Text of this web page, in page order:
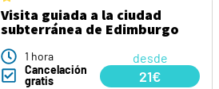
Visita guiada a la ciudad
subterránea de Edimburgo
1 hora
Cancelación
gratis
desde
21€